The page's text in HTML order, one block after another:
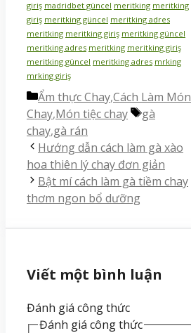
giriş madridbet güncel meritking meritking
giriş meritking güncel meritking adres
meritking meritking giriş meritking güncel
meritking adres meritking meritking giriş
meritking güncel meritking adres mrking
mrking giriş
Danh
mục
Ẩm thực Chay,Cách Làm Món
Chay,Món tiệc chay Thẻ
gà
chay,gà rán
Hướng dẫn cách làm gà xào
hoa thiên lý chay đơn giản
Bật mí cách làm gà tiềm chay
thơm ngon bổ dưỡng
Viết một bình luận
Đánh giá công thức
Đánh giá công thức